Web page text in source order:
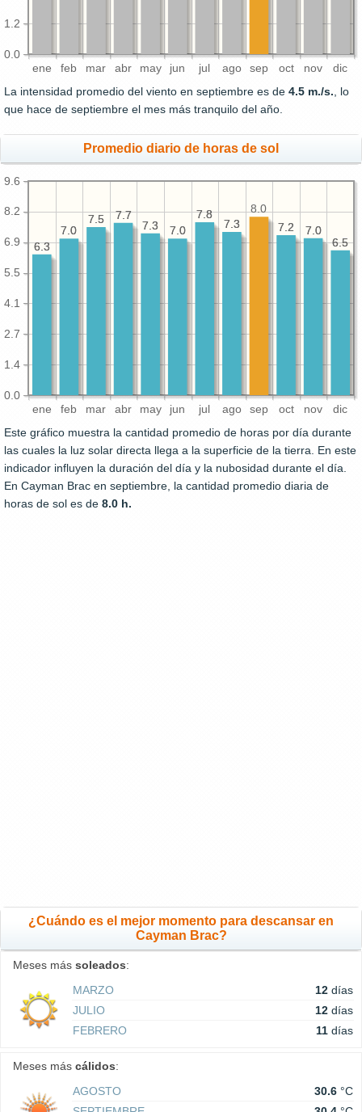
ene feb mar abr may jun jul ago sep oct nov dic
0.0
1.2
La intensidad promedio del viento en septiembre es de 4.5 m./s. , lo
que hace de septiembre el mes más tranquilo del año.
Promedio diario de horas de sol
ene feb mar abr may jun jul ago sep oct nov dic
0.0
1.4
2.7
4.1
5.5
6.9
8.2
9.6
6.5
7.0
7.2
7.3
7.8
7.0
7.3
7.7
7.5
7.0
6.3
6.5
7.0
7.2
8.0
7.3
7.8
7.0
7.3
7.7
7.5
7.0
6.3
Este gráfico muestra la cantidad promedio de horas por día durante
las cuales la luz solar directa llega a la superficie de la tierra. En este
indicador influyen la duración del día y la nubosidad durante el día.
En Cayman Brac en septiembre, la cantidad promedio diaria de
horas de sol es de 8.0 h.
¿Cuándo es el mejor momento para descansar en
Cayman Brac?
Meses más soleados:
MARZO
12 días
JULIO
12 días
FEBRERO
11 días
Meses más cálidos:
AGOSTO
30.6 °C